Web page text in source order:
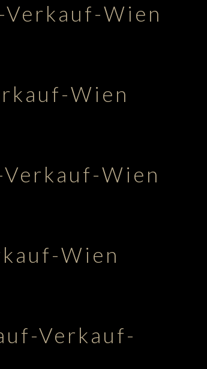
Wien
Wien
Wien
Wien
Verkauf-